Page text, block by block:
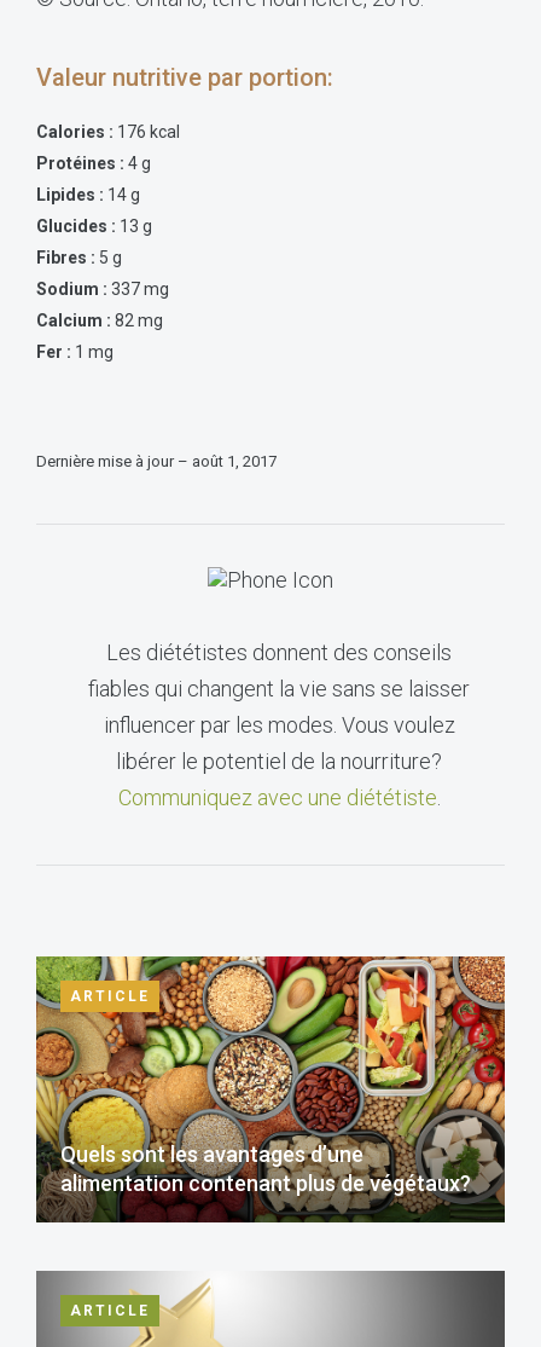
Valeur nutritive par portion:
Calories : 176 kcal
Protéines : 4 g
Lipides : 14 g
Glucides : 13 g
Fibres : 5 g
Sodium : 337 mg
Calcium : 82 mg
Fer : 1 mg
Dernière mise à jour – août 1, 2017
Les diététistes donnent des conseils
fiables qui changent la vie sans se laisser
influencer par les modes. Vous voulez
libérer le potentiel de la nourriture?
Communiquez avec une diététiste
ARTICLE
Quels sont les avantages d’une
alimentation contenant plus de végétaux?
ARTICLE